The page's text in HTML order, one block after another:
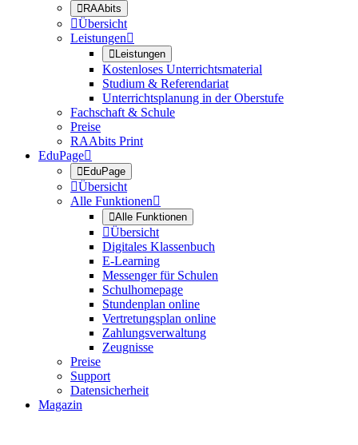
RAAbits
Übersicht
Leistungen
Leistungen
Kostenloses Unterrichtsmaterial
Studium & Referendariat
Unterrichtsplanung in der Oberstufe
Fachschaft & Schule
Preise
RAAbits Print
EduPage
EduPage
Übersicht
Alle Funktionen
Alle Funktionen
Übersicht
Digitales Klassenbuch
E-Learning
Messenger für Schulen
Schulhomepage
Stundenplan online
Vertretungsplan online
Zahlungsverwaltung
Zeugnisse
Preise
Support
Datensicherheit
Magazin